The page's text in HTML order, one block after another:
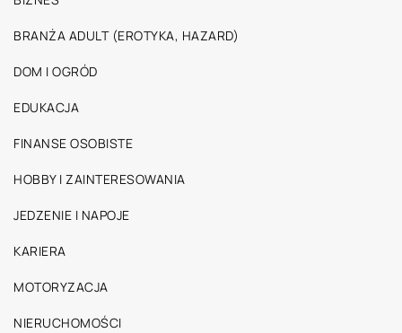
BRANŻA ADULT (EROTYKA, HAZARD)
DOM I OGRÓD
EDUKACJA
FINANSE OSOBISTE
HOBBY I ZAINTERESOWANIA
JEDZENIE I NAPOJE
KARIERA
MOTORYZACJA
NIERUCHOMOŚCI